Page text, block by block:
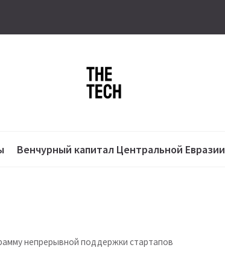
Венчурный капитал Центральной Евразии
непрерывной поддержки стартапов